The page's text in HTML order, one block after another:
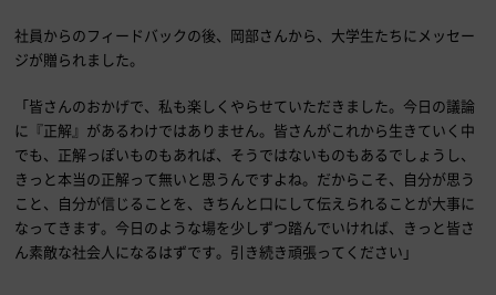
社員からのフィードバックの後、岡部さんから、大学生たちにメッセー
ジが贈られました。
「皆さんのおかげで、私も楽しくやらせていただきました。今日の議論
に『正解』があるわけではありません。皆さんがこれから生きていく中
でも、正解っぽいものもあれば、そうではないものもあるでしょうし、
きっと本当の正解って無いと思うんですよね。だからこそ、自分が思う
こと、自分が信じることを、きちんと口にして伝えられることが大事に
なってきます。今日のような場を少しずつ踏んでいければ、きっと皆さ
ん素敵な社会人になるはずです。引き続き頑張ってください」